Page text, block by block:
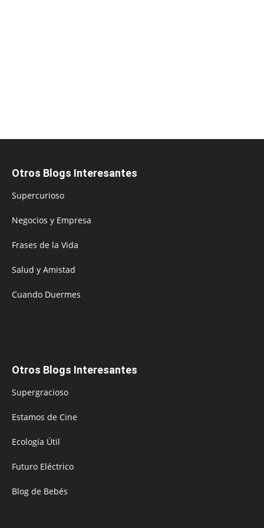
Otros Blogs Interesantes
Supercurioso
Negocios y Empresa
Frases de la Vida
Salud y Amistad
Cuando Duermes
Otros Blogs Interesantes
Supergracioso
Estamos de Cine
Ecología Útil
Futuro Eléctrico
Blog de Bebés